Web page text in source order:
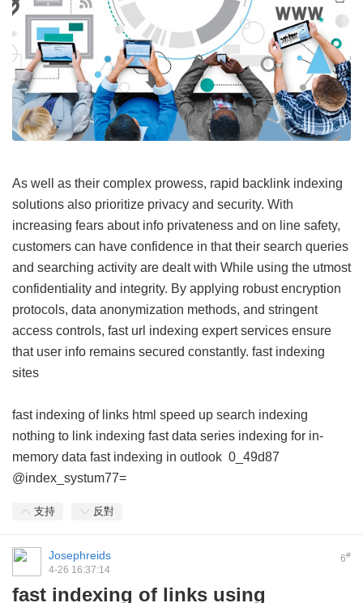
As well as their complex prowess, rapid backlink indexing
solutions also prioritize privacy and security. With
increasing fears about info privateness and on line safety,
customers can have confidence in that their search queries
and searching activity are dealt with While using the utmost
confidentiality and integrity. By applying robust encryption
protocols, data anonymization methods, and stringent
access controls, fast url indexing expert services ensure
that user info remains secured constantly. fast indexing
sites
fast indexing of links html speed up search indexing
nothing to link indexing fast data series indexing for in-
memory data fast indexing in outlook 0_49d87
@index_systum77=
支持 反對
6#
Josephreids
4-26 16:37:14
fast indexing of links using